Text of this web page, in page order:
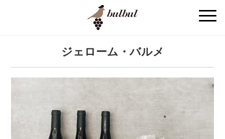
ジェローム・バルメ